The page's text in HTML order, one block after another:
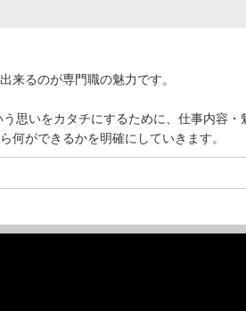
来るのが専門職の魅力です。
思いをカタチにするために、仕事内容
何ができるかを明確にしていきます。